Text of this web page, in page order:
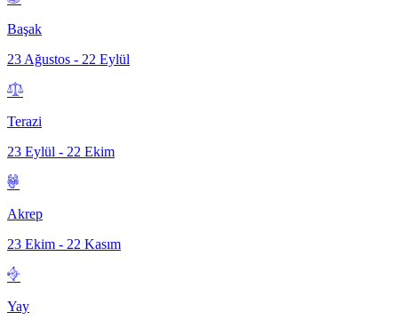
Başak
23 Ağustos - 22 Eylül
Terazi
23 Eylül - 22 Ekim
Akrep
23 Ekim - 22 Kasım
Yay